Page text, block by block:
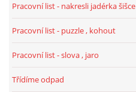
SVATÝ MARTIN
SVATÁ KATEŘINA 25.LISTOPADU
Pracovní list - nakresli jadérka šišce
Pracovní list - puzzle , kohout
Pracovní list - slova , jaro
Třídíme odpad